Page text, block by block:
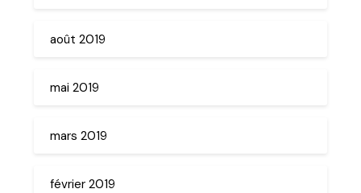
août 2019
mai 2019
mars 2019
février 2019